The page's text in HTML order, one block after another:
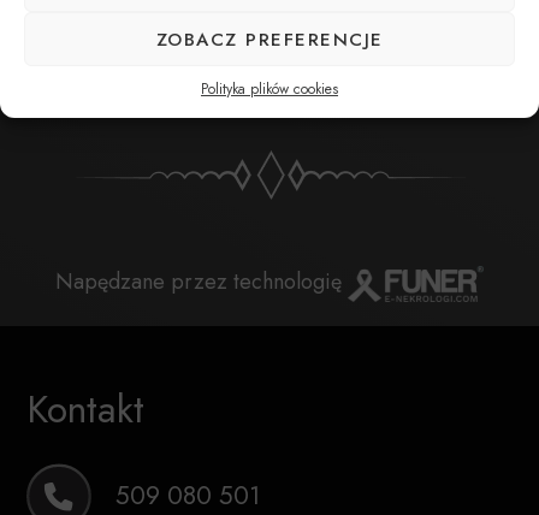
ZOBACZ PREFERENCJE
Polityka plików cookies
POBIERZ POWIADOMIENIE SMS
Napędzane przez technologię
Kontakt
509 080 501